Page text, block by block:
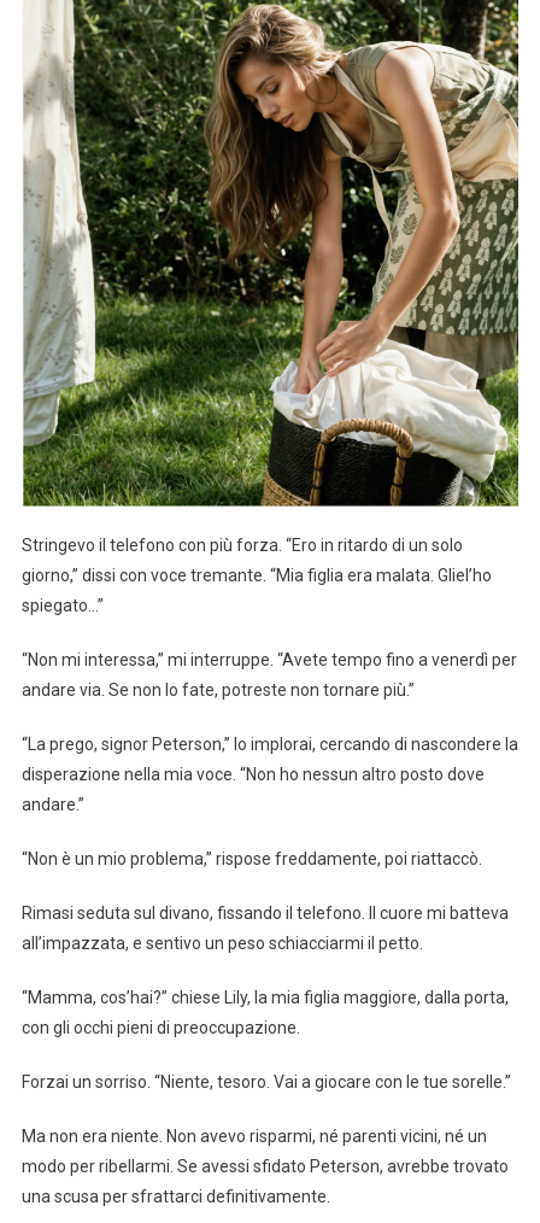
Stringevo il telefono con più forza. “Ero in ritardo di un solo
giorno,” dissi con voce tremante. “Mia figlia era malata. Gliel’ho
spiegato…”
“Non mi interessa,” mi interruppe. “Avete tempo fino a venerdì per
andare via. Se non lo fate, potreste non tornare più.”
“La prego, signor Peterson,” lo implorai, cercando di nascondere la
disperazione nella mia voce. “Non ho nessun altro posto dove
andare.”
“Non è un mio problema,” rispose freddamente, poi riattaccò.
Rimasi seduta sul divano, fissando il telefono. Il cuore mi batteva
all’impazzata, e sentivo un peso schiacciarmi il petto.
“Mamma, cos’hai?” chiese Lily, la mia figlia maggiore, dalla porta,
con gli occhi pieni di preoccupazione.
Forzai un sorriso. “Niente, tesoro. Vai a giocare con le tue sorelle.”
Ma non era niente. Non avevo risparmi, né parenti vicini, né un
modo per ribellarmi. Se avessi sfidato Peterson, avrebbe trovato
una scusa per sfrattarci definitivamente.